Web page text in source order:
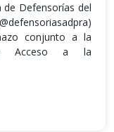
Defensorías del
conjunto a la
Acceso a la